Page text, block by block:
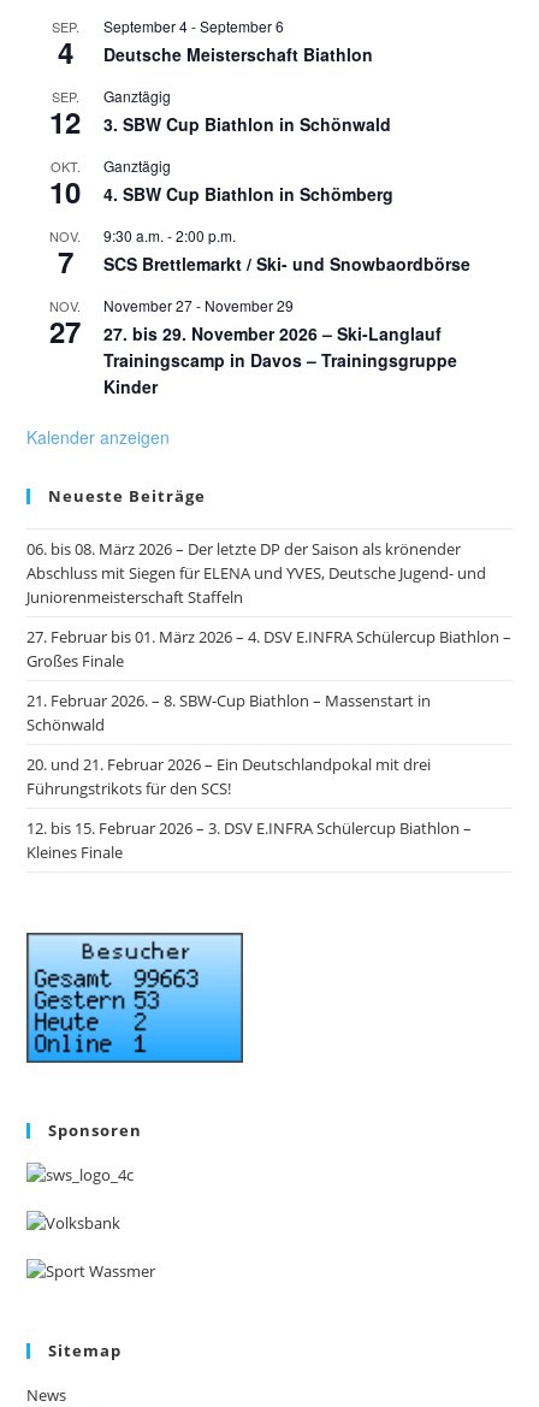
SEP.
4
September 4-September 6
Deutsche Meisterschaft Biathlon
SEP.
12
Ganztägig
3. SBW Cup Biathlon in Schönwald
OKT.
10
Ganztägig
4. SBW Cup Biathlon in Schömberg
NOV.
7
9:30 a.m. -2:00 p.m.
SCS Brettlemarkt / Ski- und Snowbaordbörse
NOV.
27
November 27- November 29
27. bis 29. November 2026 – Ski-Langlauf
Trainingscamp in Davos – Trainingsgruppe
Kinder
Kalender anzeigen
Neueste Beiträge
06. bis 08. März 2026 – Der letzte DP der Saison als krönender
Abschluss mit Siegen für ELENA und YVES, Deutsche Jugend- und
Juniorenmeisterschaft Staffeln
27. Februar bis 01. März 2026 – 4. DSV E.INFRA Schülercup Biathlon –
Großes Finale
21. Februar 2026. – 8. SBW-Cup Biathlon – Massenstart in
Schönwald
20. und 21. Februar 2026 – Ein Deutschlandpokal mit drei
Führungstrikots für den SCS!
12. bis 15. Februar 2026 – 3. DSV E.INFRA Schülercup Biathlon –
Kleines Finale
Sponsoren
Sitemap
News